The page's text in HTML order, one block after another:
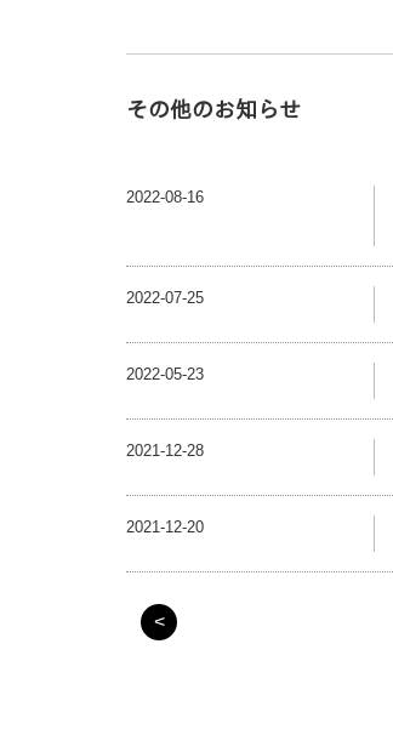
その他のお知らせ
2022-08-16
2022-07-25
2022-05-23
2021-12-28
2021-12-20
<